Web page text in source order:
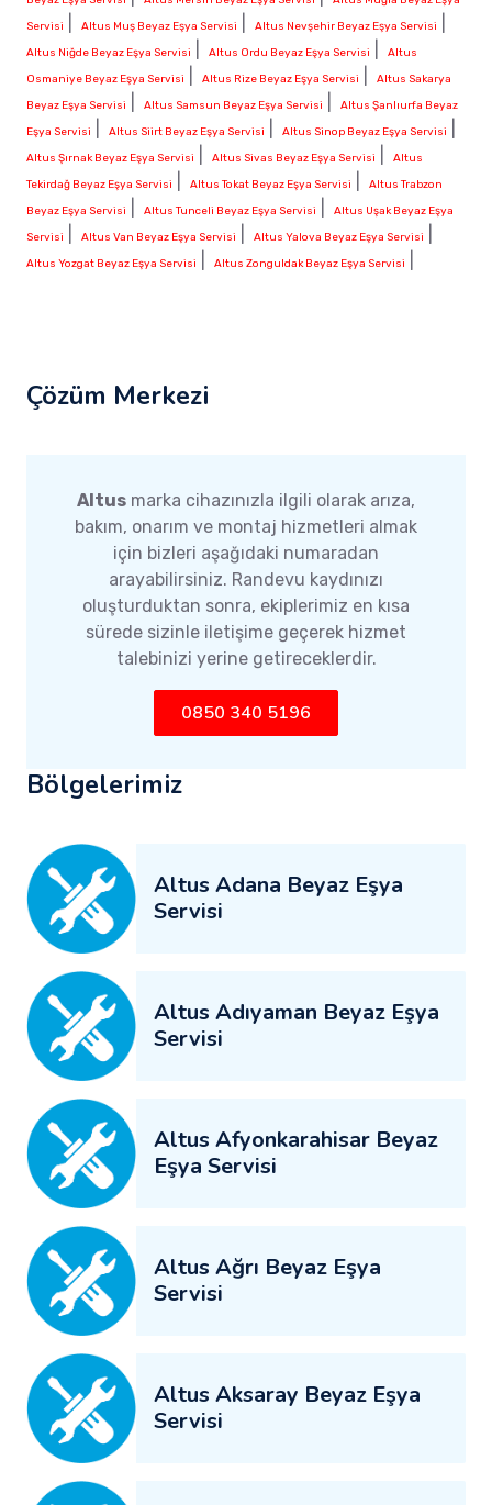
Servisi
Altus Muş Beyaz Eşya Servisi Altus Nevşehir Beyaz Eşya Servisi
Altus Niğde Beyaz Eşya Servisi Altus Ordu Beyaz Eşya Servisi
Altus
Osmaniye Beyaz Eşya Servisi
Altus Rize Beyaz Eşya Servisi
Altus Sakarya
Beyaz Eşya Servisi
Altus Samsun Beyaz Eşya Servisi
Altus Şanlıurfa Beyaz
Eşya Servisi
Altus Siirt Beyaz Eşya Servisi Altus Sinop Beyaz Eşya Servisi
Altus Şırnak Beyaz Eşya Servisi Altus Sivas Beyaz Eşya Servisi
Altus
Tekirdağ Beyaz Eşya Servisi
Altus Tokat Beyaz Eşya Servisi
Altus Trabzon
Beyaz Eşya Servisi
Altus Tunceli Beyaz Eşya Servisi
Altus Uşak Beyaz Eşya
Servisi
Altus Van Beyaz Eşya Servisi Altus Yalova Beyaz Eşya Servisi
Altus Yozgat Beyaz Eşya Servisi Altus Zonguldak Beyaz Eşya Servisi
Çözüm Merkezi
Altus marka cihazınızla ilgili olarak arıza,
bakım, onarım ve montaj hizmetleri almak
için bizleri aşağıdaki numaradan
arayabilirsiniz. Randevu kaydınızı
oluşturduktan sonra, ekiplerimiz en kısa
sürede sizinle iletişime geçerek hizmet
talebinizi yerine getireceklerdir.
0850 340 5196
Bölgelerimiz
Altus Adana Beyaz Eşya
Servisi
Altus Adıyaman Beyaz Eşya
Servisi
Altus Afyonkarahisar Beyaz
Eşya Servisi
Altus Ağrı Beyaz Eşya
Servisi
Altus Aksaray Beyaz Eşya
Servisi